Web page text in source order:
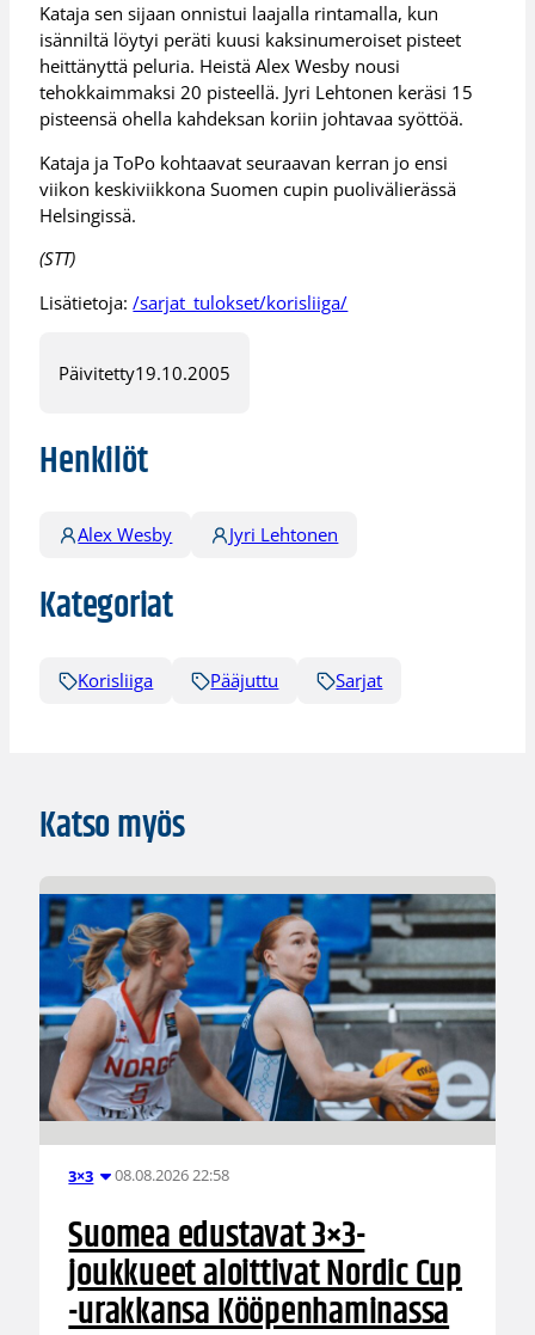
Kataja sen sijaan onnistui laajalla rintamalla, kun
isänniltä löytyi peräti kuusi kaksinumeroiset pisteet
heittänyttä peluria. Heistä Alex Wesby nousi
tehokkaimmaksi 20 pisteellä. Jyri Lehtonen keräsi 15
pisteensä ohella kahdeksan koriin johtavaa syöttöä.
Kataja ja ToPo kohtaavat seuraavan kerran jo ensi
viikon keskiviikkona Suomen cupin puolivälierässä
Helsingissä.
(STT)
Lisätietoja:/sarjat_tulokset/korisliiga/
Päivitetty19.10.2005
Henkilöt
Alex Wesby Jyri Lehtonen
Kategoriat
Korisliiga Pääjuttu Sarjat
Katso myös
3×3 08.08.2026 22:58
Suomea edustavat 3×3-
joukkueet aloittivat Nordic Cup
-urakkansa Kööpenhaminassa